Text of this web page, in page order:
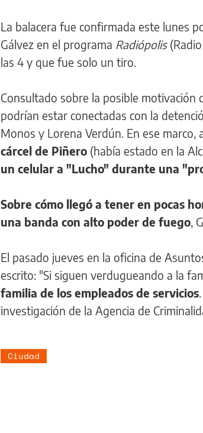
La balacera fue confirmada este lunes
Gálvez en el programa Radiópolis
las 4 y que fue solo un tiro.
Consultado sobre la posible motivación
podrían estar conectadas con la
Monos y Lorena Verdún. En ese marco,
cárcel de Piñero (había estado en la
un celular a "Lucho" durante una
Sobre cómo llegó a tener en pocas
una banda con alto poder de fuego ,
El pasado jueves en la oficina de
escrito: "Si siguen verdugueando a la
familia de los empleados de servicios
investigación de la Agencia de
Ciudad